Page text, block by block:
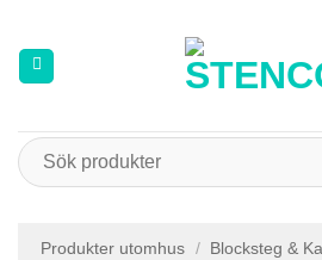
content
Sök
efter:
Produkter utomhus / Blocksteg &